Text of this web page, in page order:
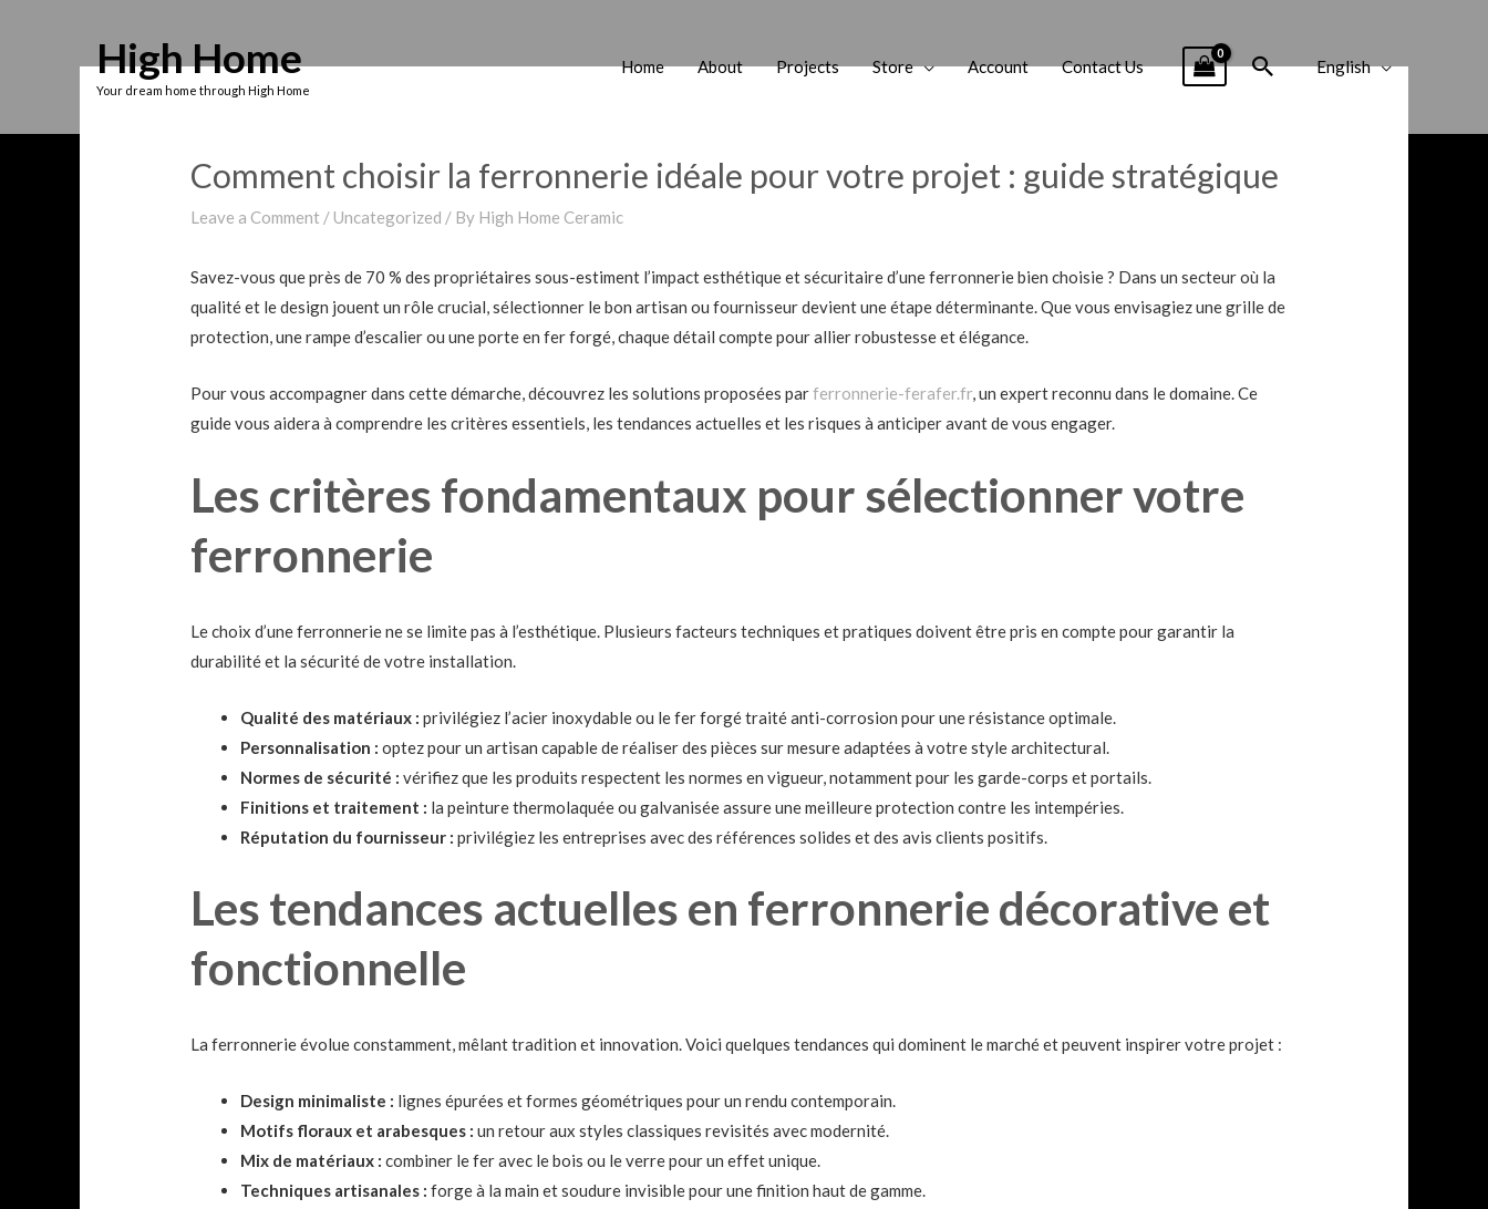
High Home
Your dream home through High Home
Home About Projects Store Account Contact Us SearchEnglish
Comment choisir la ferronnerie idéale pour votre projet : guide stratégique
Leave a Comment /Uncategorized / By High Home Ceramic
Savez-vous que près de 70 % des propriétaires sous-estiment l’impact esthétique et sécuritaire d’une ferronnerie bien choisie ? Dans un secteur où la
qualité et le design jouent un rôle crucial, sélectionner le bon artisan ou fournisseur devient une étape déterminante. Que vous envisagiez une grille de
protection, une rampe d’escalier ou une porte en fer forgé, chaque détail compte pour allier robustesse et élégance.
Pour vous accompagner dans cette démarche, découvrez les solutions proposées parferronnerie-ferafer.fr, un expert reconnu dans le domaine. Ce
guide vous aidera à comprendre les critères essentiels, les tendances actuelles et les risques à anticiper avant de vous engager.
Les critères fondamentaux pour sélectionner votre
ferronnerie
Le choix d’une ferronnerie ne se limite pas à l’esthétique. Plusieurs facteurs techniques et pratiques doivent être pris en compte pour garantir la
durabilité et la sécurité de votre installation.
Qualité des matériaux : privilégiez l’acier inoxydable ou le fer forgé traité anti-corrosion pour une résistance optimale.
Personnalisation : optez pour un artisan capable de réaliser des pièces sur mesure adaptées à votre style architectural.
Normes de sécurité : vérifiez que les produits respectent les normes en vigueur, notamment pour les garde-corps et portails.
Finitions et traitement : la peinture thermolaquée ou galvanisée assure une meilleure protection contre les intempéries.
Réputation du fournisseur : privilégiez les entreprises avec des références solides et des avis clients positifs.
Les tendances actuelles en ferronnerie décorative et
fonctionnelle
La ferronnerie évolue constamment, mêlant tradition et innovation. Voici quelques tendances qui dominent le marché et peuvent inspirer votre projet :
Design minimaliste : lignes épurées et formes géométriques pour un rendu contemporain.
Motifs floraux et arabesques : un retour aux styles classiques revisités avec modernité.
Mix de matériaux : combiner le fer avec le bois ou le verre pour un effet unique.
Techniques artisanales : forge à la main et soudure invisible pour une finition haut de gamme.